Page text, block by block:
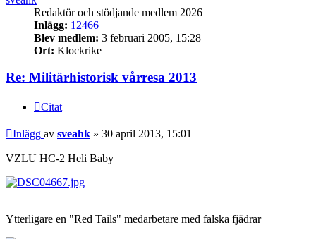
Redaktör och stödjande medlem 2026
Inlägg: 12466
Blev medlem: 3 februari 2005, 15:28
Ort: Klockrike
Re: Militärhistorisk vårresa 2013
Citat
Inlägg av sveahk » 30 april 2013, 15:01
VZLU HC-2 Heli Baby
Ytterligare en "Red Tails" medarbetare med falska fjädrar